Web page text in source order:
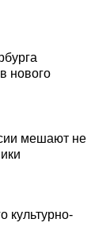
нового
мешают не
культурно-